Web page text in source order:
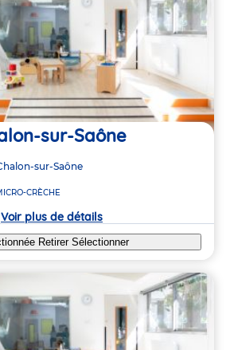
sur-Saône
sur-Saône
CRÈCHE
Voir plus de détails
Retirer Sélectionner